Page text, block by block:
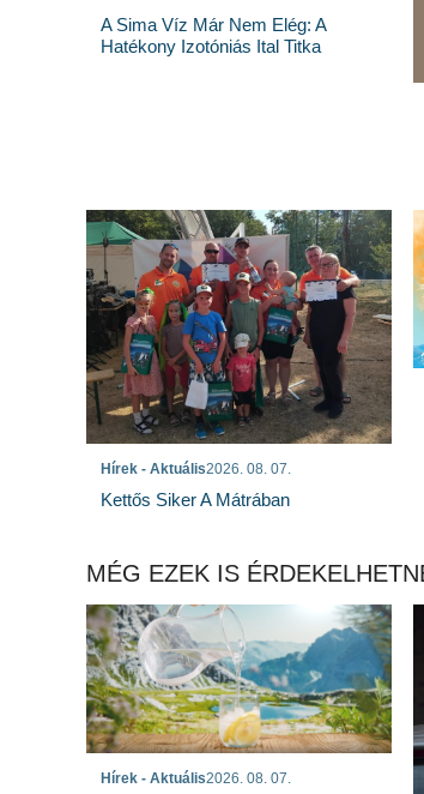
A Sima Víz Már Nem Elég: A
Hatékony Izotóniás Ital Titka
Hírek - Aktuális2026. 08. 07.
Kettős Siker A Mátrában
MÉG EZEK IS
Hírek - Aktuális2026. 08. 07.